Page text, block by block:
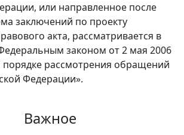
или направленное после
заключений по проекту
акта, рассматривается в
законом от 2 мая 2006
рассмотрения обращений
Федерации».
Важное